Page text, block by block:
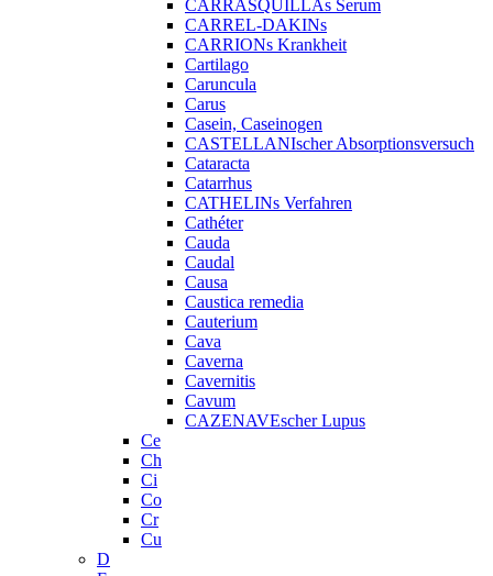
CARRASQUILLAs Serum
CARREL-DAKINs
CARRIONs Krankheit
Cartilago
Caruncula
Carus
Casein, Caseinogen
CASTELLANIscher Absorptionsversuch
Cataracta
Catarrhus
CATHELINs Verfahren
Cathéter
Cauda
Caudal
Causa
Caustica remedia
Cauterium
Cava
Caverna
Cavernitis
Cavum
CAZENAVEscher Lupus
Ce
Ch
Ci
Co
Cr
Cu
D